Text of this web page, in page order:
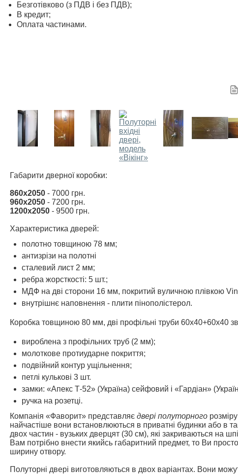
Безготівково (з ПДВ і без ПДВ);
В кредит;
Оплата частинами.
Габарити дверної коробки:
860х2050 - 7000 грн.
960х2050 - 7200 грн.
1200х2050 - 9500 грн.
Характеристика дверей:
полотно товщиною 78 мм;
антизрізи на полотні
сталевий лист 2 мм;
ребра жорсткості: 5 шт.;
МДФ на дві сторони 16 мм, покритий вуличною плівкою
внутрішнє наповнення - плити пінополістерол.
Коробка товщиною 80 мм, дві профільні труби 60х40+60х40
вироблена з профільних труб (2 мм);
молоткове протиударне покриття;
подвійний контур ущільнення;
петлі кулькові 3 шт.
замки: «Апекс Т-52» (Україна) сейфовий і «Гардіан»
ручка на розетці.
Компанія «Фаворит» представляє двері полуторного
найчастіше вони встановлюються в приватні будинки або в
двох частин - вузьких дверцят (30 см), які закриваються на
Вам потрібно внести якийсь габаритний предмет, то Ви
ширину отвору.
Полуторні двері виготовляються в двох варіантах. Вони